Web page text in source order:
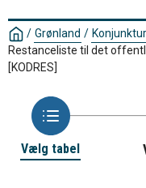
/ Grønland / Konjunktur
Restanceliste til det
[KODRES]
Vælg tabel